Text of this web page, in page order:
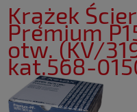
Krążek
Premium
otw. (KV/
kat.568-